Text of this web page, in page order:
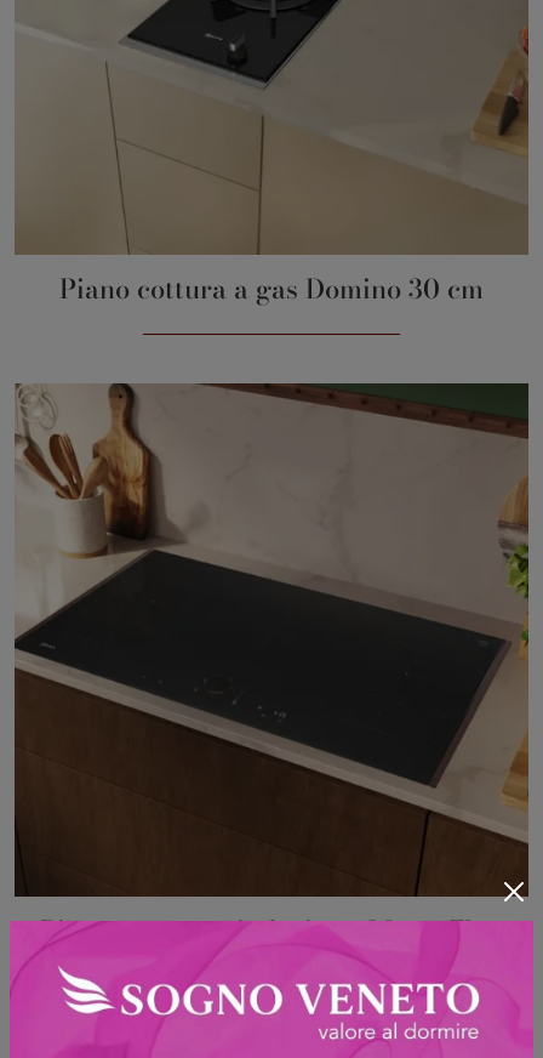
Piano cottura a gas Domino 30 cm
Piano cottura a induzione 90 cm Flex